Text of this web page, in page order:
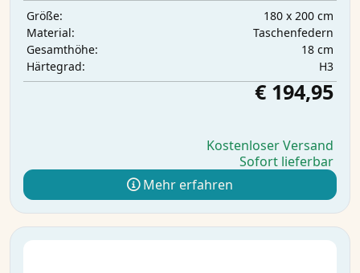
Größe:
180 x 200 cm
Material:
Taschenfedern
Gesamthöhe:
18 cm
Härtegrad:
H3
€ 194,95
Kostenloser Versand
Sofort lieferbar
Mehr erfahren